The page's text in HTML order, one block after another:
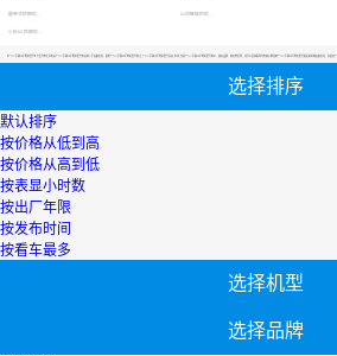
选择排序
默认排序
按价格从低到高
按价格从高到低
按表显小时数
按出厂年限
按发布时间
按看车最多
选择机型
选择品牌